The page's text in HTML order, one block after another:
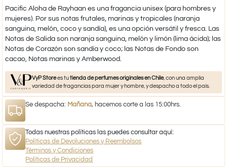
Pacific Aloha de Rayhaan es una fragancia unisex (para hombres y
mujeres). Por sus notas frutales, marinas y tropicales (naranja
sanguina, melón, coco y sandía), es una opción versátil y fresca. Las
Notas de Salida son naranja sanguina, melón y limón (lima ácida); las
Notas de Corazón son sandía y coco; las Notas de Fondo son
cacao, Notas marinas y Amberwood.
VyP Storees tutienda de perfumes originales en Chile, con una amplia
variedad de fragancias para mujer y hombre, y despacho a todo el país.
Se despacha: Mañana, hacemos corte a las 15:00hrs.
Todas nuestras políticas las puedes consultar aquí:
Políticas de Devoluciones y Reembolsos
Términos y Condiciones
Políticas de Privacidad